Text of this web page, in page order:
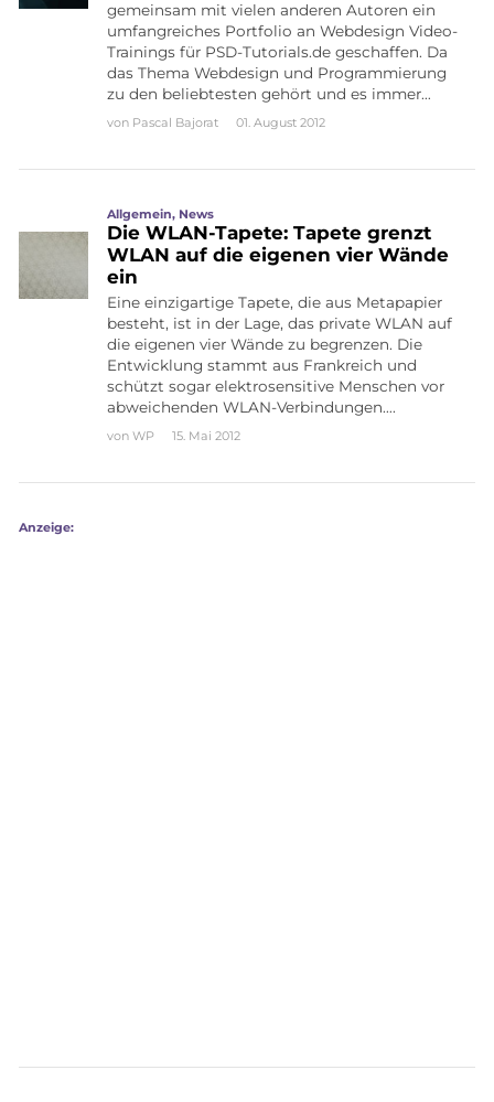
gemeinsam mit vielen anderen Autoren ein
umfangreiches Portfolio an Webdesign Video-
Trainings für PSD-Tutorials.de geschaffen. Da
das Thema Webdesign und Programmierung
zu den beliebtesten gehört und es immer…
von Pascal Bajorat 01. August 2012
Allgemein, News
Die WLAN-Tapete: Tapete grenzt
WLAN auf die eigenen vier Wände
ein
Eine einzigartige Tapete, die aus Metapapier
besteht, ist in der Lage, das private WLAN auf
die eigenen vier Wände zu begrenzen. Die
Entwicklung stammt aus Frankreich und
schützt sogar elektrosensitive Menschen vor
abweichenden WLAN-Verbindungen….
vonWP 15. Mai 2012
Anzeige: